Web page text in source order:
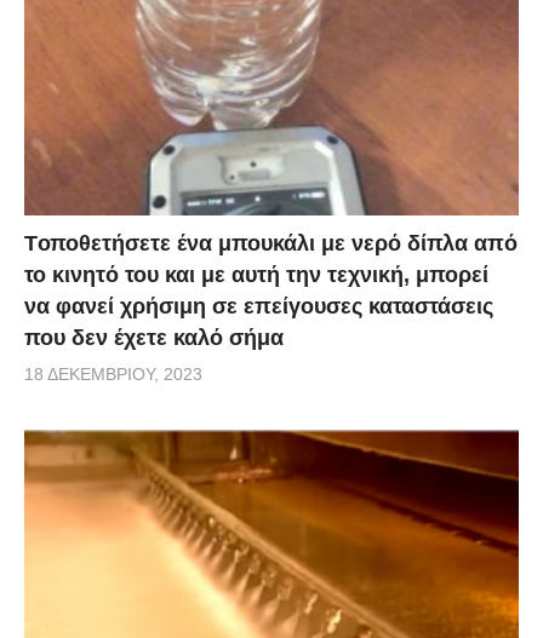
Tοποθετήσετε ένα μπουκάλι με νερό δίπλα από
το κινητό του και με αυτή την τεχνική, μπορεί
να φανεί χρήσιμη σε επείγουσες καταστάσεις
που δεν έχετε καλό σήμα
18 ΔΕΚΕΜΒΡΊΟΥ, 2023